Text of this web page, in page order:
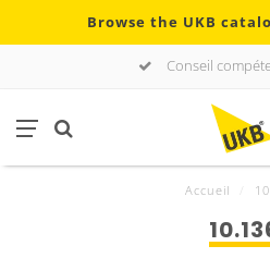
Browse the UKB
Conseil
Accueil